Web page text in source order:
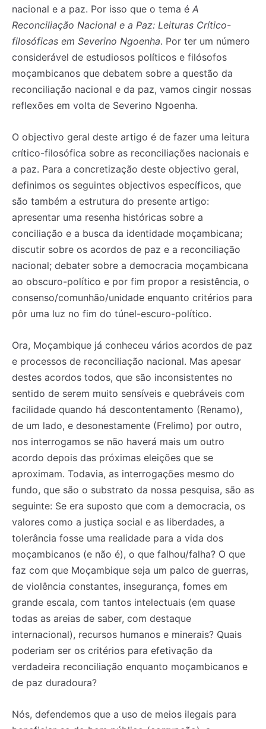
nacional e a paz. Por isso que o tema é A
Reconciliação Nacional e a Paz: Leituras Crítico-
filosóficas em Severino Ngoenha. Por ter um número
considerável de estudiosos políticos e filósofos
moçambicanos que debatem sobre a questão da
reconciliação nacional e da paz, vamos cingir nossas
reflexões em volta de Severino Ngoenha.
O objectivo geral deste artigo é de fazer uma leitura
crítico-filosófica sobre as reconciliações nacionais e
a paz. Para a concretização deste objectivo geral,
definimos os seguintes objectivos específicos, que
são também a estrutura do presente artigo:
apresentar uma resenha históricas sobre a
conciliação e a busca da identidade moçambicana;
discutir sobre os acordos de paz e a reconciliação
nacional; debater sobre a democracia moçambicana
ao obscuro-político e por fim propor a resistência, o
consenso/comunhão/unidade enquanto critérios para
pôr uma luz no fim do túnel-escuro-político.
Ora, Moçambique já conheceu vários acordos de paz
e processos de reconciliação nacional. Mas apesar
destes acordos todos, que são inconsistentes no
sentido de serem muito sensíveis e quebráveis com
facilidade quando há descontentamento (Renamo),
de um lado, e desonestamente (Frelimo) por outro,
nos interrogamos se não haverá mais um outro
acordo depois das próximas eleições que se
aproximam. Todavia, as interrogações mesmo do
fundo, que são o substrato da nossa pesquisa, são as
seguinte: Se era suposto que com a democracia, os
valores como a justiça social e as liberdades, a
tolerância fosse uma realidade para a vida dos
moçambicanos (e não é), o que falhou/falha? O que
faz com que Moçambique seja um palco de guerras,
de violência constantes, insegurança, fomes em
grande escala, com tantos intelectuais (em quase
todas as areias de saber, com destaque
internacional), recursos humanos e minerais? Quais
poderiam ser os critérios para efetivação da
verdadeira reconciliação enquanto moçambicanos e
de paz duradoura?
Nós, defendemos que a uso de meios ilegais para